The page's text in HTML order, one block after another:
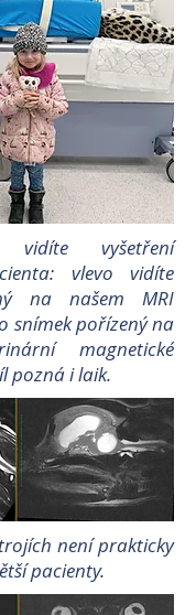
vyšetření
vlevo vidíte
na našem MRI
snímek pořízený na
magnetické
pozná i laik.
není prakticky
pacienty.